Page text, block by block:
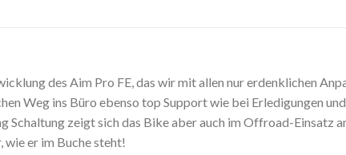
des Aim Pro FE, das wir mit allen nur erdenklichen
Weg ins Büro ebenso top Support wie bei Erledigungen
Schaltung zeigt sich das Bike aber auch im Offroad-Einsatz
er im Buche steht!